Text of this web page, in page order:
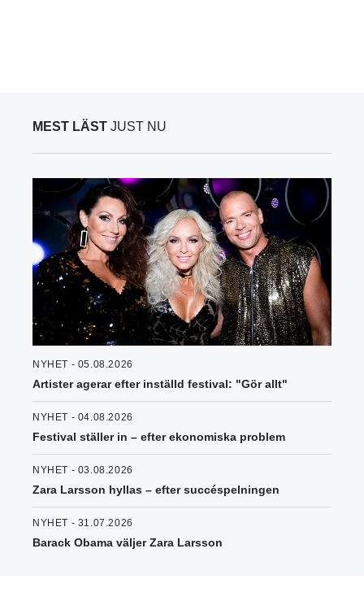
MEST LÄST JUST NU
NYHET - 05.08.2026
Artister agerar efter inställd festival: "Gör allt"
NYHET - 04.08.2026
Festival ställer in – efter ekonomiska problem
NYHET - 03.08.2026
Zara Larsson hyllas – efter succéspelningen
NYHET - 31.07.2026
Barack Obama väljer Zara Larsson